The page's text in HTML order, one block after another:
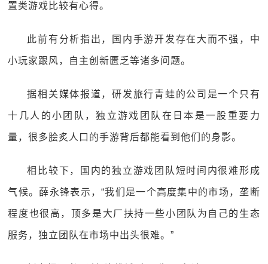
置类游戏比较有心得。
此前有分析指出，国内手游开发存在大而不强，中
小玩家跟风，自主创新匮乏等诸多问题。
据相关媒体报道，研发旅行青蛙的公司是一个只有
十几人的小团队，独立游戏团队在日本是一股重要力
量，很多脍炙人口的手游背后都能看到他们的身影。
相比较下，国内的独立游戏团队短时间内很难形成
气候。薛永锋表示，“我们是一个高度集中的市场，垄断
程度也很高，顶多是大厂扶持一些小团队为自己的生态
服务，独立团队在市场中出头很难。”